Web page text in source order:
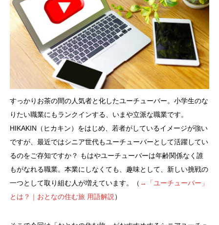
すっかりお茶の間の人気者と化したユーチューバー。小学生のな
りたい職業にもランクインする、いまや立派な職業です。
HIKAKIN（ヒカキン）をはじめ、若者がしているイメージが強い
ですが、最近ではシニア世代もユーチューバーとして活躍してい
るのをご存知ですか？ もはやユーチューバーは年齢関係なく誰
もがなれる職業。本業にしなくても、趣味として、新しい挑戦の
一つとして取り組む人が増えています。（ →「ユーチューバー」
とは？｜おとなの住む旅 用語解説 ）